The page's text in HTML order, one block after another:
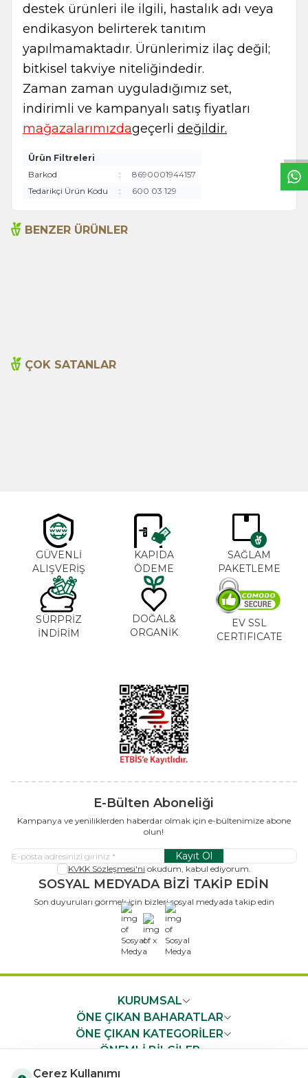
destek ürünleri ile ilgili, hastalık adı veya
endikasyon belirterek tanıtım
yapılmamaktadır. Ürünlerimiz ilaç değil;
bitkisel takviye niteliğindedir.
Zaman zaman uyguladığımız set,
indirimli ve kampanyalı satış fiyatları
mağazalarımızdageçerli değildir.
Ürün Filtreleri
Barkod
:
8690001944157
Tedarikçi Ürün Kodu
: 600 03 129
BENZER ÜRÜNLER
ÇOK SATANLAR
GÜVENLİ
ALIŞVERİŞ
KAPIDA
ÖDEME
SAĞLAM
PAKETLEME
SÜRPRİZ
İNDİRİM
DOĞAL&
ORGANİK
EV SSL
CERTIFICATE
E-Bülten Aboneliği
Kampanya ve yeniliklerden haberdar olmak için e-bültenimize abone
olun!
Kayıt Ol
KVKK Sözleşmesi'ni okudum, kabul ediyorum.
SOSYAL MEDYADA BİZİ TAKİP EDİN
Son duyuruları görmek için bizleri sosyal medyada takip edin
x
KURUMSAL
ÖNE ÇIKAN BAHARATLAR
ÖNE ÇIKAN KATEGORİLER
ÖNEMLİ BİLGİLER
Çerez Kullanımı